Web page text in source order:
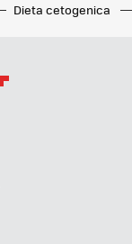
Dieta cetogenica